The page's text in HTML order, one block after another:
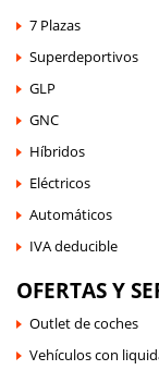
7 Plazas
Superdeportivos
GLP
GNC
Híbridos
Eléctricos
Automáticos
IVA deducible
OFERTAS Y
Outlet de coches
Vehículos con